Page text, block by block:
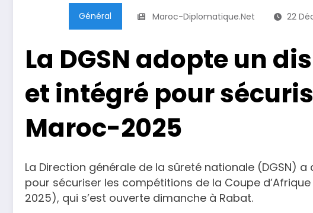
Général Maroc-Diplomatique.net 22
La DGSN adopte un
et intégré pour
Maroc-2025
La Direction générale de la sûreté nationale (DGSN)
pour sécuriser les compétitions de la Coupe
2025), qui s’est ouverte dimanche à Rabat.